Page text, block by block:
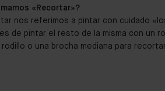
«Recortar»?
nos referimos a pintar con cuidado
de pintar el resto de la misma con un
o una brocha mediana para